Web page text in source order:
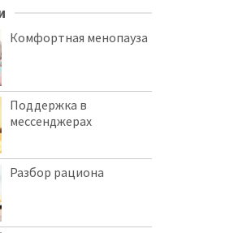
Комфортная менопауза
Поддержка в
мессенджерах
Разбор рациона